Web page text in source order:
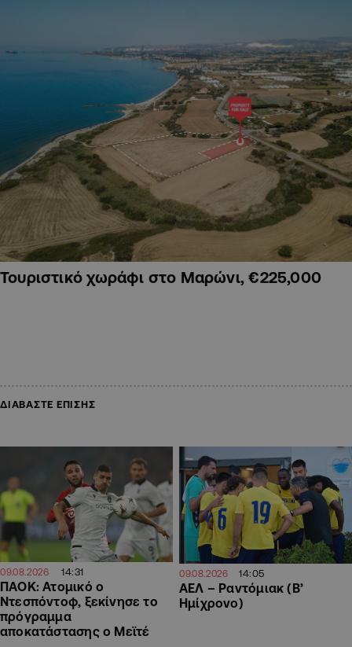
Τουριστικό χωράφι στο Μαρώνι, €225,000
ΔΙΑΒΑΣΤΕ ΕΠΙΣΗΣ
09.08.2026 14:31
ΠΑΟΚ: Ατομικό ο
Ντεσπόντοφ, ξεκίνησε το
πρόγραμμα
αποκατάστασης ο Μεϊτέ
09.08.2026 14:05
ΑΕΛ – Ραντόμιακ (Β’
Ημίχρονο)